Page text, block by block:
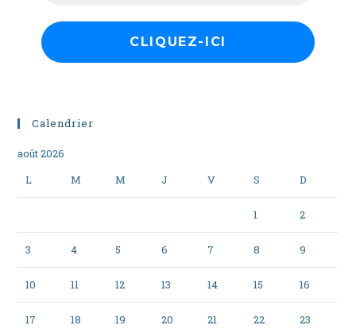
Calendrier
août 2026
L
M M J V S D
1 2
3 4 5 6 7 8 9
10 11 12 13 14 15 16
17 18 19 20 21 22 23